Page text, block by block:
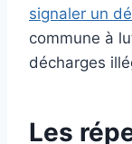
signaler un
commune à
décharges
Les